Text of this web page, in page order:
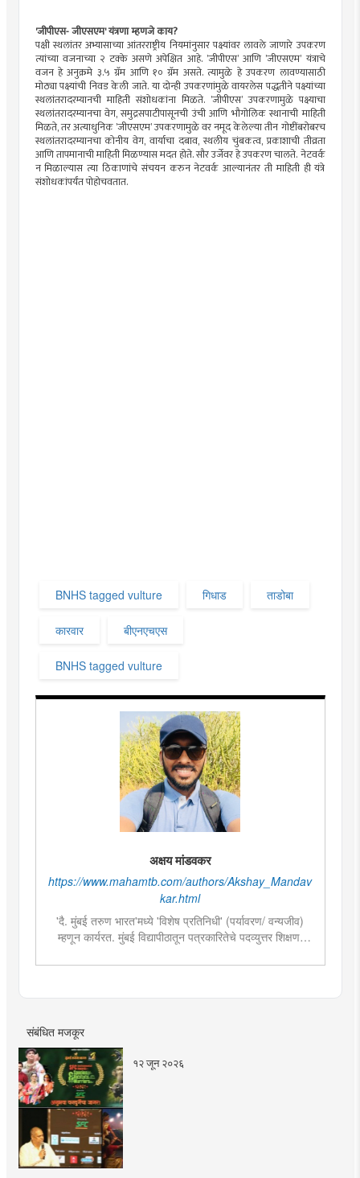
'जीपीएस- जीएसएम' यंत्रणा म्हणजे काय?
पक्षी स्थलांतर अभ्यासाच्या आंतरराष्ट्रीय नियमांनुसार पक्ष्यांवर लावले जाणारे उपकरण
त्यांच्या वजनाच्या २ टक्के असणे अपेक्षित आहे. ’जीपीएस’ आणि ’जीएसएम’ यंत्राचे
वजन हे अनुक्रमे ३.५ ग्रॅम आणि १० ग्रॅम असते. त्यामुळे हे उपकरण लावण्यासाठी
मोठ्या पक्ष्यांची निवड केली जाते. या दोन्ही उपकरणांमुळे वायरलेस पद्धतीने पक्ष्यांच्या
स्थलांतरादरम्यानची माहिती संशोधकांना मिळते. ’जीपीएस’ उपकरणामुळे पक्ष्याचा
स्थलांतरादरम्यानचा वेग, समुद्रसपाटीपासूनची उंची आणि भौगोलिक स्थानाची माहिती
मिळते, तर अत्याधुनिक ’जीएसएम’ उपकरणामुळे वर नमूद केलेल्या तीन गोष्टींबरोबरच
स्थलांतरादरम्यानचा कोनीय वेग, वार्याचा दबाव, स्थलीय चुंबकत्व, प्रकाशाची तीव्रता
आणि तापमानाची माहिती मिळण्यास मदत होते. सौर उर्जेवर हे उपकरण चालते. नेटवर्क
न मिळाल्यास त्या ठिकाणांचे संचयन करुन नेटवर्क आल्यानंतर ती माहिती ही यंत्रे
संशोधकांपर्यंत पोहोचवतात.
BNHS tagged vulture गिधाड ताडोबा
कारवार बीएनएचएस
BNHS tagged vulture
अक्षय मांडवकर
https://www.mahamtb.com/authors/Akshay_Mandav
kar.html
'दै. मुंबई तरुण भारत'मध्ये 'विशेष प्रतिनिधी' (पर्यावरण/ वन्यजीव)
म्हणून कार्यरत. मुंबई विद्यापीठातून पत्रकारितेचे पदव्युत्तर शिक्षण.
वन्यजीव क्षेत्राची आवड असल्याने त्यासंबंधीच्या वृत्तांकनामध्ये विशेष
सहभाग. भारतीय शास्त्रीय नृत्यशैलीतील 'कथ्थक' नृत्यात विशेष
संबंधित मजकूर
१२ जून २०२६